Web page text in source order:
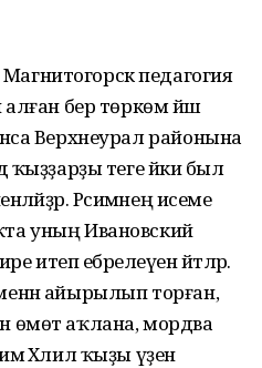
педагогия
бер төркөм йәш
Верхнеурал районына
ҡыҙҙарҙы теге йәки был
Рәсимәнең исеме
уның Ивановский
ебәрелеүен әйтәләр.
менән айырылып торған,
өмөт аҡлана, мордва
Хәлил ҡыҙы үҙен